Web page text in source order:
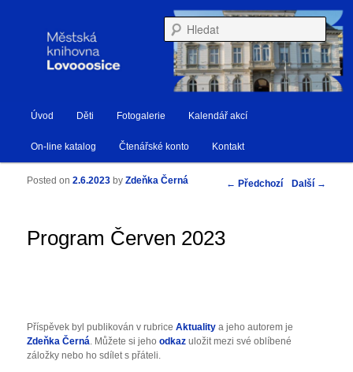
Knihovna Lovosice
Hlavní navigační menu
Přejít k hlavnímu obsahu webu
Přejít k obsahu postranního panelu
Úvod Děti Fotogalerie Kalendář akcí
On-line katalog Čtenářské konto Kontakt
Navigace pro příspěvky ← Předchozí Další →
Program Červen 2023
Posted on2.6.2023 byZdeňka Černá
Příspěvek byl publikován v rubriceAktuality a jeho autorem je
Zdeňka Černá. Můžete si jehoodkaz uložit mezi své oblíbené
záložky nebo ho sdílet s přáteli.